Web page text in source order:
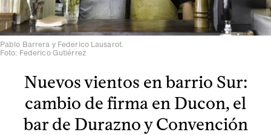
Pablo Barrera y Federico Lausarot.
Foto: Federico Gutiérrez
Nuevos vientos en barrio Sur:
cambio de firma en Ducon, el
bar de Durazno y Convención